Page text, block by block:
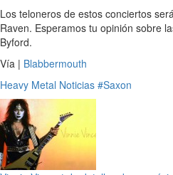
Los teloneros de estos conciertos
Raven. Esperamos tu opinión sobre
Byford.
Vía | Blabbermouth
Heavy Metal Noticias #Saxon